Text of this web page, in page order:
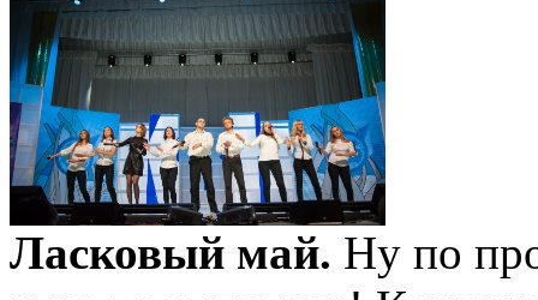
Ласковый май. Ну по